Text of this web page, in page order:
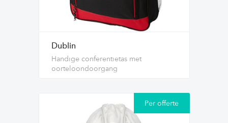
Dublin
Handige conferentietas met
oorteloondoorgang
Per offerte